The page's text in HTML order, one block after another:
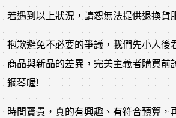
若遇到以上狀況，請恕無法提供退換貨
抱歉避免不必要的爭議，我們先小人後
商品與新品的差異，完美主義者購買前
鋼琴喔!
時間寶貴，真的有興趣、有符合預算，